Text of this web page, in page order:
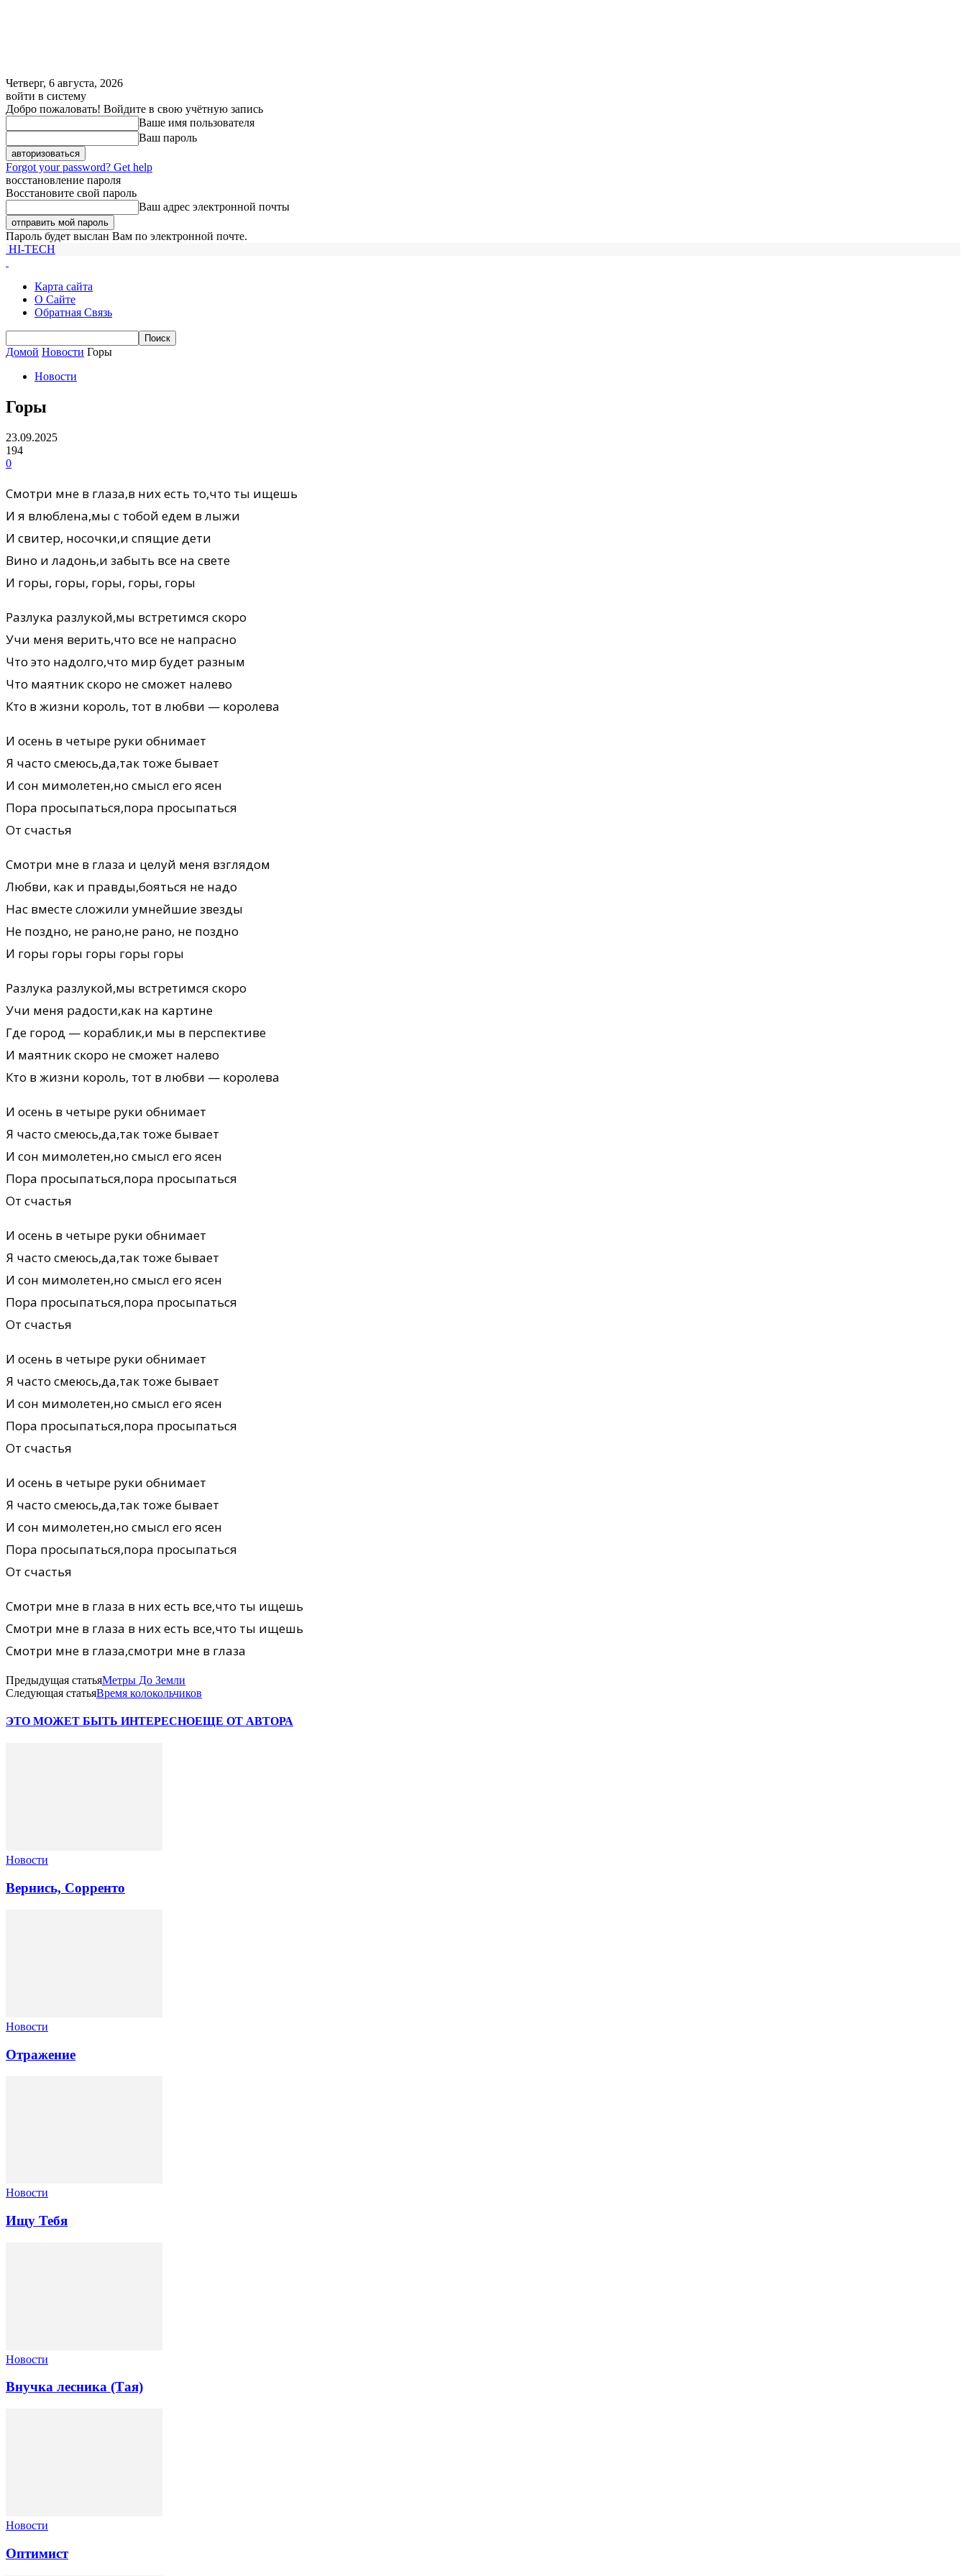
Четверг, 6 августа, 2026
войти в систему
Добро пожаловать! Войдите в свою учётную запись
Ваше имя пользователя
Ваш пароль
Forgot your password? Get help
восстановление пароля
Восстановите свой пароль
Ваш адрес электронной почты
Пароль будет выслан Вам по электронной почте.
HI-TECH
Карта сайта
О Сайте
Обратная Связь
Домой Новости Горы
Новости
Горы
23.09.2025
194
0
Смотри мне в глаза,в них есть то,что ты ищешь
И я влюблена,мы с тобой едем в лыжи
И свитер, носочки,и спящие дети
Вино и ладонь,и забыть все на свете
И горы, горы, горы, горы, горы
Разлука разлукой,мы встретимся скоро
Учи меня верить,что все не напрасно
Что это надолго,что мир будет разным
Что маятник скоро не сможет налево
Кто в жизни король, тот в любви — королева
И осень в четыре руки обнимает
Я часто смеюсь,да,так тоже бывает
И сон мимолетен,но смысл его ясен
Пора просыпаться,пора просыпаться
От счастья
Смотри мне в глаза и целуй меня взглядом
Любви, как и правды,бояться не надо
Нас вместе сложили умнейшие звезды
Не поздно, не рано,не рано, не поздно
И горы горы горы горы горы
Разлука разлукой,мы встретимся скоро
Учи меня радости,как на картине
Где город — кораблик,и мы в перспективе
И маятник скоро не сможет налево
Кто в жизни король, тот в любви — королева
И осень в четыре руки обнимает
Я часто смеюсь,да,так тоже бывает
И сон мимолетен,но смысл его ясен
Пора просыпаться,пора просыпаться
От счастья
И осень в четыре руки обнимает
Я часто смеюсь,да,так тоже бывает
И сон мимолетен,но смысл его ясен
Пора просыпаться,пора просыпаться
От счастья
И осень в четыре руки обнимает
Я часто смеюсь,да,так тоже бывает
И сон мимолетен,но смысл его ясен
Пора просыпаться,пора просыпаться
От счастья
И осень в четыре руки обнимает
Я часто смеюсь,да,так тоже бывает
И сон мимолетен,но смысл его ясен
Пора просыпаться,пора просыпаться
От счастья
Смотри мне в глаза в них есть все,что ты ищешь
Смотри мне в глаза в них есть все,что ты ищешь
Смотри мне в глаза,смотри мне в глаза
Предыдущая статьяМетры До Земли
Следующая статьяВремя колокольчиков
ЭТО МОЖЕТ БЫТЬ ИНТЕРЕСНОЕЩЕ ОТ АВТОРА
Новости
Вернись, Сорренто
Новости
Отражение
Новости
Ищу Тебя
Новости
Внучка лесника (Тая)
Новости
Оптимист